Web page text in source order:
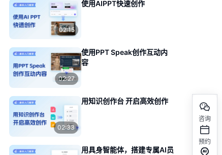
02:15
使用AIPPT快速创作
02:27
使用PPT Speak创作互动内
容
02:33
用知识创作台 开启高效创作
用具身智能体，搭建专属AI员
咨询
预约